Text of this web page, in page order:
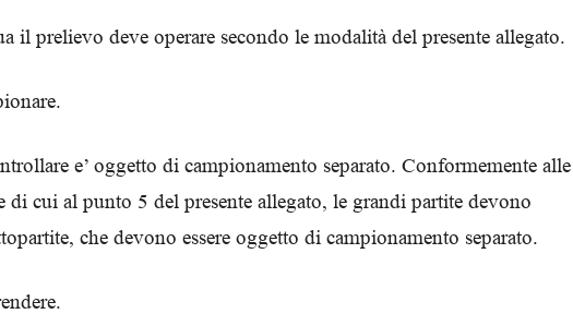
il prelievo deve operare secondo le modalità del presente allegato.
e’ oggetto di campionamento separato. Conformemente alle
di cui al punto 5 del presente allegato, le grandi partite devono
che devono essere oggetto di campionamento separato.